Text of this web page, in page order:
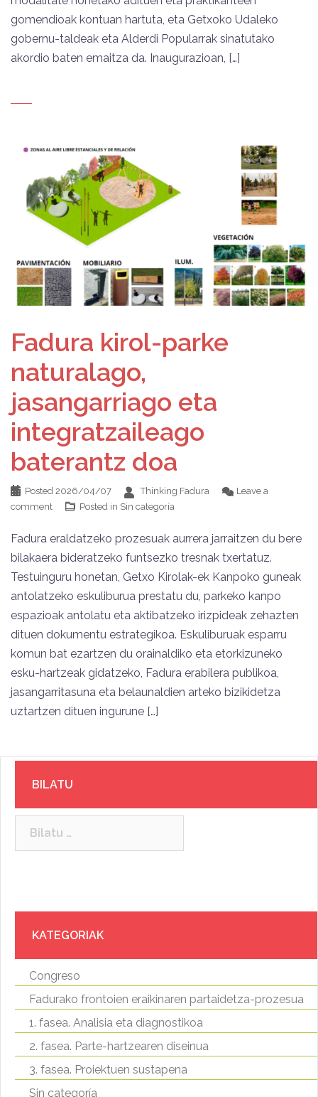
gomendioak kontuan hartuta, eta Getxoko Udaleko
gobernu-taldeak eta Alderdi Popularrak sinatutako
akordio baten emaitza da. Inaugurazioan, […]
Fadura kirol-parke
naturalago,
jasangarriago eta
integratzaileago
baterantz doa
Posted 2026/04/07 Thinking Fadura
Leave a
comment
Posted in Sin categoría
Fadura eraldatzeko prozesuak aurrera jarraitzen du bere
bilakaera bideratzeko funtsezko tresnak txertatuz.
Testuinguru honetan, Getxo Kirolak-ek Kanpoko guneak
antolatzeko eskuliburua prestatu du, parkeko kanpo
espazioak antolatu eta aktibatzeko irizpideak zehazten
dituen dokumentu estrategikoa. Eskuliburuak esparru
komun bat ezartzen du orainaldiko eta etorkizuneko
esku-hartzeak gidatzeko, Fadura erabilera publikoa,
jasangarritasuna eta belaunaldien arteko bizikidetza
uztartzen dituen ingurune […]
BILATU
KATEGORIAK
Congreso
Fadurako frontoien eraikinaren partaidetza-prozesua
1. fasea. Analisia eta diagnostikoa
2. fasea. Parte-hartzearen diseinua
3. fasea. Proiektuen sustapena
Sin categoría